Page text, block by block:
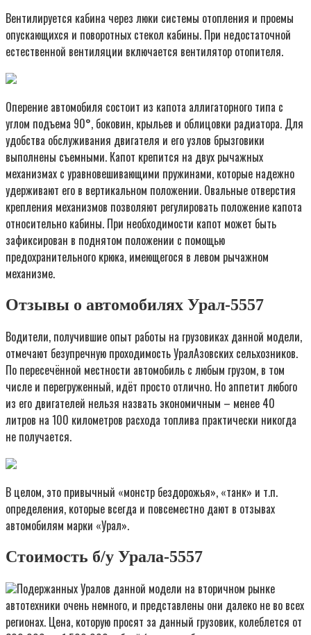
Вентилируется кабина через люки системы отопления и проемы
опускающихся и поворотных стекол кабины. При недостаточной
естественной вентиляции включается вентилятор отопителя.
Оперение автомобиля состоит из капота аллигаторного типа с
углом подъема 90°, боковин, крыльев и облицовки радиатора. Для
удобства обслуживания двигателя и его узлов брызговики
выполнены съемными. Капот крепится на двух рычажных
механизмах с уравновешивающими пружинами, которые надежно
удерживают его в вертикальном положении. Овальные отверстия
крепления механизмов позволяют регулировать положение капота
относительно кабины. При необходимости капот может быть
зафиксирован в поднятом положении с помощью
предохранительного крюка, имеющегося в левом рычажном
механизме.
Отзывы о автомобилях Урал-5557
Водители, получившие опыт работы на грузовиках данной модели,
отмечают безупречную проходимость УралАзовских сельхозников.
По пересечённой местности автомобиль с любым грузом, в том
числе и перегруженный, идёт просто отлично. Но аппетит любого
из его двигателей нельзя назвать экономичным – менее 40
литров на 100 километров расхода топлива практически никогда
не получается.
В целом, это привычный «монстр бездорожья», «танк» и т.п.
определения, которые всегда и повсеместно дают в отзывах
автомобилям марки «Урал».
Стоимость б/у Урала-5557
Подержанных Уралов данной модели на вторичном рынке
автотехники очень немного, и представлены они далеко не во всех
регионах. Цена, которую просят за данный грузовик, колеблется от